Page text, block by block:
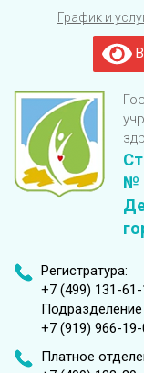
График и
№
Регистратура:
+7 (499) 131-
+7 (919) 966-19-
Платное